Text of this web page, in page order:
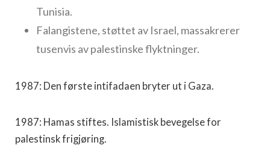
Tunisia.
Falangistene, støttet av Israel, massakrerer
tusenvis av palestinske flyktninger.
1987: Den første intifadaen bryter ut i Gaza.
1987: Hamas stiftes. Islamistisk bevegelse for
palestinsk frigjøring.